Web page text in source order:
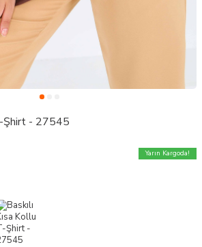
Şhirt - 27545
Yarın Kargoda!